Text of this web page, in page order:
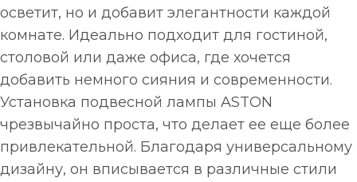
осветит, но и добавит элегантности каждой
комнате. Идеально подходит для гостиной,
столовой или даже офиса, где хочется
добавить немного сияния и современности.
Установка подвесной лампы ASTON
чрезвычайно проста, что делает ее еще более
привлекательной. Благодаря универсальному
дизайну, он вписывается в различные стили